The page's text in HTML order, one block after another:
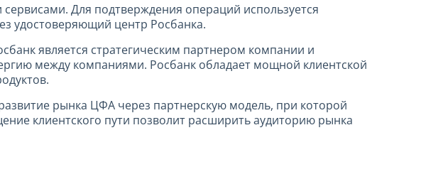
Для подтверждения операций используется
удостоверяющий центр Росбанка.
является стратегическим партнером компании и
между компаниями. Росбанк обладает мощной клиентской
рынка ЦФА через партнерскую модель, при которой
клиентского пути позволит расширить аудиторию рынка